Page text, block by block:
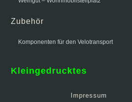
Zubehör
Komponenten für den Velotransport
Kleingedrucktes
Impressum